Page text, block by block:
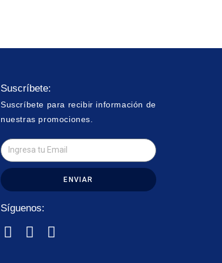
Suscríbete:
Suscríbete para recibir información de
nuestras promociones.
ENVIAR
Síguenos: